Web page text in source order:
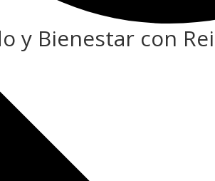
y Bienestar con